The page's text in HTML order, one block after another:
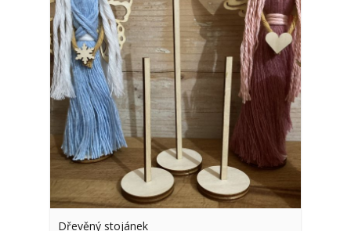
Dřevěný stojánek